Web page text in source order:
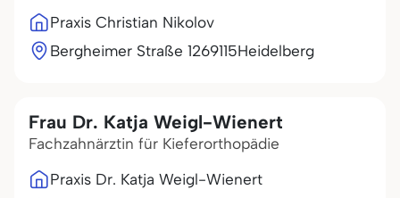
Praxis Christian Nikolov
Bergheimer Straße 1269115Heidelberg
Frau Dr. Katja Weigl-Wienert
Fachzahnärztin für Kieferorthopädie
Praxis Dr. Katja Weigl-Wienert